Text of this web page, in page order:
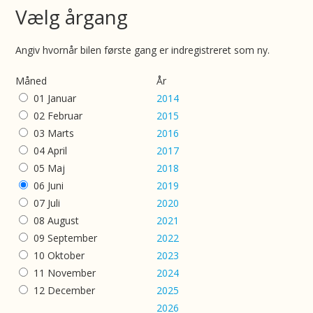
Vælg årgang
Angiv hvornår bilen første gang er indregistreret som ny.
Måned
01 Januar
02 Februar
03 Marts
04 April
05 Maj
06 Juni
07 Juli
08 August
09 September
10 Oktober
11 November
12 December
År
2014
2015
2016
2017
2018
2019
2020
2021
2022
2023
2024
2025
2026